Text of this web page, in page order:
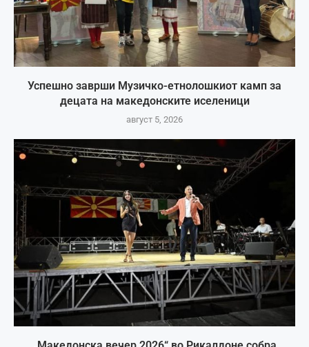
Успешно заврши Музичко-етнолошкиот камп за
децата на македонските иселеници
август 5, 2026